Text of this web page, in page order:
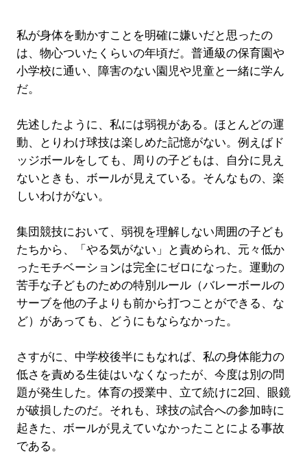
私が身体を動かすことを明確に嫌いだと思ったの
は、物心ついたくらいの年頃だ。普通級の保育園や
小学校に通い、障害のない園児や児童と一緒に学ん
だ。
先述したように、私には弱視がある。ほとんどの運
動、とりわけ球技は楽しめた記憶がない。例えばド
ッジボールをしても、周りの子どもは、自分に見え
ないときも、ボールが見えている。そんなもの、楽
しいわけがない。
集団競技において、弱視を理解しない周囲の子ども
たちから、「やる気がない」と責められ、元々低か
ったモチベーションは完全にゼロになった。運動の
苦手な子どものための特別ルール（バレーボールの
サーブを他の子よりも前から打つことができる、な
ど）があっても、どうにもならなかった。
さすがに、中学校後半にもなれば、私の身体能力の
低さを責める生徒はいなくなったが、今度は別の問
題が発生した。体育の授業中、立て続けに2回、眼鏡
が破損したのだ。それも、球技の試合への参加時に
起きた、ボールが見えていなかったことによる事故
である。